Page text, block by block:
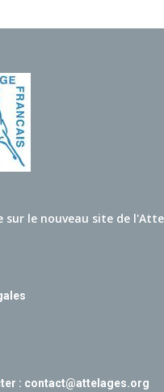
sur le nouveau site de
: contact@attelages.org